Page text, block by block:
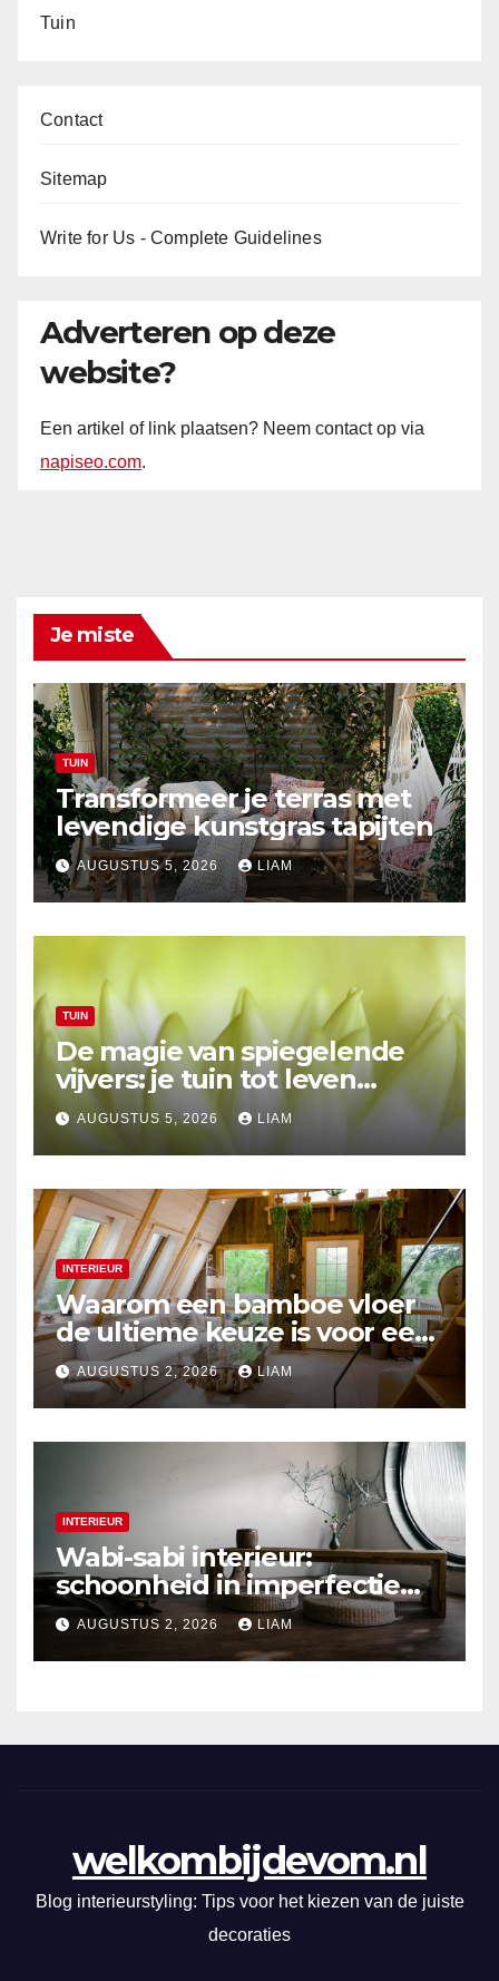
Tuin
Contact
Sitemap
Write for Us - Complete Guidelines
Adverteren op deze
website?
Een artikel of link plaatsen? Neem contact op via
napiseo.com.
Je miste
TUIN
Transformeer je terras met
levendige kunstgras tapijten
AUGUSTUS 5, 2026 LIAM
TUIN
De magie van spiegelende
vijvers: je tuin tot leven
brengen
AUGUSTUS 5, 2026 LIAM
INTERIEUR
Waarom een bamboe vloer
de ultieme keuze is voor een
duurzaam interieur
AUGUSTUS 2, 2026 LIAM
INTERIEUR
Wabi-sabi interieur:
schoonheid in imperfectie
ontdekken
AUGUSTUS 2, 2026 LIAM
welkombijdevom.nl
Blog interieurstyling: Tips voor het kiezen van de juiste
decoraties